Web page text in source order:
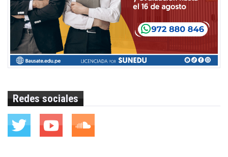
Redes sociales